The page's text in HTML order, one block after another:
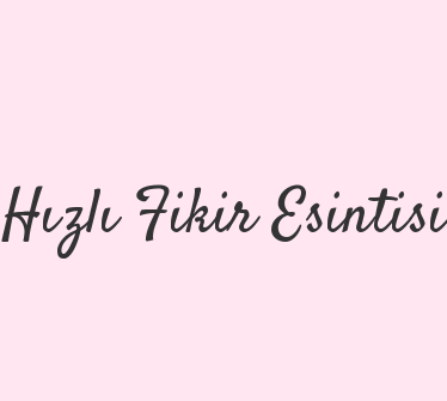
Hızlı Fikir Esintisi